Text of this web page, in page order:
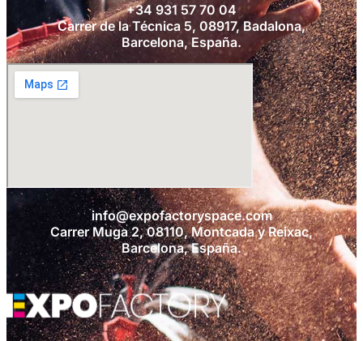
+34 931 57 70 04
Carrer de la Técnica 5, 08917, Badalona,
Barcelona, España.
info@expofactoryspace.com
Carrer Muga 2, 08110, Montcada y Reixac,
Barcelona, España.